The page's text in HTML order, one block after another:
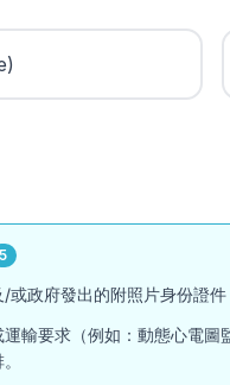
5
政府發出的附照片身份證件
輸要求（例如：動態心電